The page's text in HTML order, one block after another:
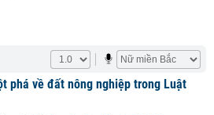
phá về đất nông nghiệp trong Luật